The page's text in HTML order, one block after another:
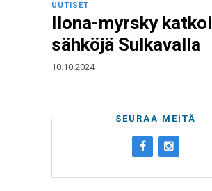
UUTISET
Ilona-myrsky katkoi
sähköjä Sulkavalla
10.10.2024
SEURAA MEITÄ